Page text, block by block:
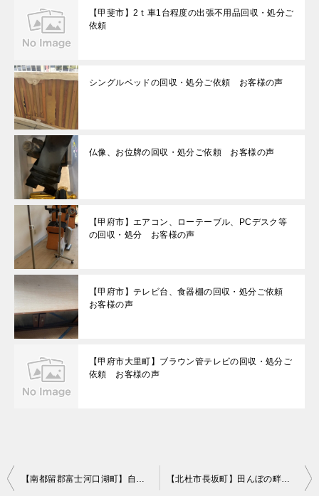
【甲斐市】2ｔ車1台程度の出張不用品回収・処分ご
依頼
シングルベッドの回収・処分ご依頼 お客様の声
仏像、お位牌の回収・処分ご依頼 お客様の声
【甲府市】エアコン、ローテーブル、PCデスク等
の回収・処分 お客様の声
【甲府市】テレビ台、食器棚の回収・処分ご依頼
お客様の声
【甲府市大里町】ブラウン管テレビの回収・処分ご
依頼 お客様の声
投
【南都留郡富士河口湖町】自動車タイヤ、ホイールの回収・処分ご依頼 【北杜市長坂町】田んぼの畔の草刈り作業ご依頼 お客様の声